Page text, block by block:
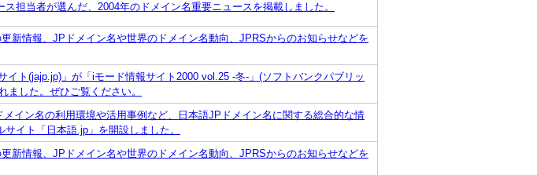
ス担当者が選んだ、2004年のドメイン名重要ニュースを掲載しました。
新情報、JPドメイン名や世界のドメイン名動向、JPRSからのお知らせなどを
イト(jajp.jp)」が「iモード情報サイト2000 vol.25 -冬-」(ソフトバンクパブリッ
ました。ぜひご覧ください。
イン名の利用環境や活用事例など、日本語JPドメイン名に関する総合的な情
イト「日本語.jp」を開設しました。
新情報、JPドメイン名や世界のドメイン名動向、JPRSからのお知らせなどを